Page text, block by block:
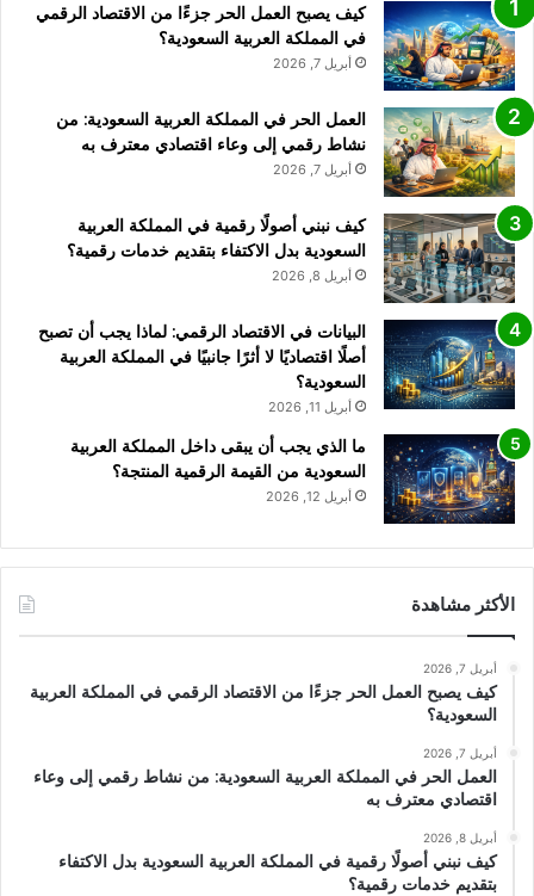
كيف يصبح العمل الحر جزءًا من الاقتصاد الرقمي
في المملكة العربية السعودية؟
أبريل 7, 2026
العمل الحر في المملكة العربية السعودية: من
نشاط رقمي إلى وعاء اقتصادي معترف به
أبريل 7, 2026
كيف نبني أصولًا رقمية في المملكة العربية
السعودية بدل الاكتفاء بتقديم خدمات رقمية؟
أبريل 8, 2026
البيانات في الاقتصاد الرقمي: لماذا يجب أن تصبح
أصلًا اقتصاديًا لا أثرًا جانبيًا في المملكة العربية
السعودية؟
أبريل 11, 2026
ما الذي يجب أن يبقى داخل المملكة العربية
السعودية من القيمة الرقمية المنتجة؟
أبريل 12, 2026
الأكثر مشاهدة
أبريل 7, 2026
كيف يصبح العمل الحر جزءًا من الاقتصاد الرقمي في المملكة العربية
السعودية؟
أبريل 7, 2026
العمل الحر في المملكة العربية السعودية: من نشاط رقمي إلى وعاء
اقتصادي معترف به
أبريل 8, 2026
كيف نبني أصولًا رقمية في المملكة العربية السعودية بدل الاكتفاء
بتقديم خدمات رقمية؟